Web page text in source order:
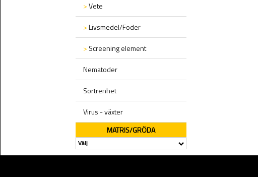
>Vete
>Livsmedel/Foder
> Screening element
Nematoder
Sortrenhet
Virus - växter
MATRIS/GRÖDA